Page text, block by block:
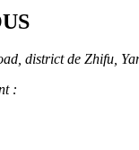
district de Zhifu,
: